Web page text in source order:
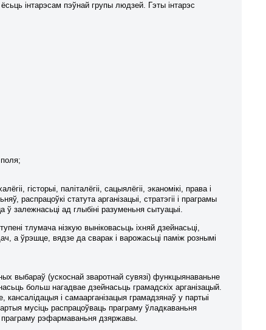
інтарэсам пэўнай групы людзей. Гэты інтарэс
гісторыі, паліталёгіі, сацыялёгіі, эканомікі, права і
распрацоўкі статута арганізацыі, стратэгіі і праграмы
залежнасьці ад глыбіні разуменьня сытуацыі.
тлумача нізкую выніковасьць іхняй дзейнасьці,
а ўрэшце, вядзе да сварак і варожасьці паміж рознымі
выбараў (ускоснай зваротнай сувязі) функцыянаваньне
больш нагадвае дзейнасьць грамадскіх арганізацый.
і самаарганізацыя грамадзянаў у партыі
мусіць распрацоўваць праграму ўладкаваньня
рэфармаваньня дзяржавы.